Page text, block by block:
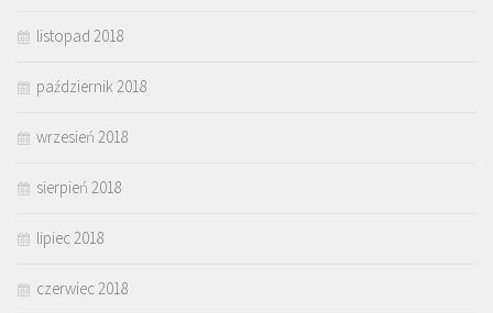
listopad 2018
październik 2018
wrzesień 2018
sierpień 2018
lipiec 2018
czerwiec 2018